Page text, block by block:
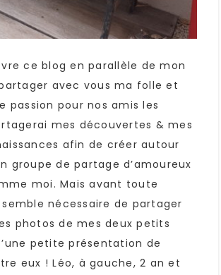
ce blog en parallèle de mon
avec vous ma folle et
passion pour nos amis les
mes découvertes & mes
afin de créer autour
groupe de partage d’amoureux
moi. Mais avant toute
nécessaire de partager
photos de mes deux petits
petite présentation de
eux ! Léo, à gauche, 2 an et